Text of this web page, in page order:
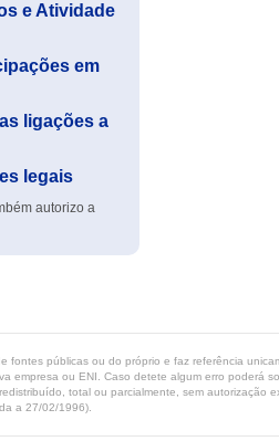
e Atividade
em
ligações a
legais
autorizo a
públicas ou do próprio e faz referência
empresa ou ENI. Caso detete algum erro poderá
total ou parcialmente, sem autorização
a 27/02/1996).